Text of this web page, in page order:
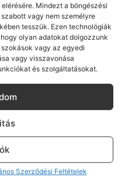
Mindezt a böngészési
vagy nem személyre
tesszük. Ezen technológiák
olyan adatokat dolgozzunk
vagy az egyedi
vagy visszavonása
és szolgáltatásokat.
Szerződési Feltételek
szereplői vagyunk.
ha kérdésed van, élő
is megtalálsz
nálunk alap.
kifogásokat keresünk,
azonnal kézbe